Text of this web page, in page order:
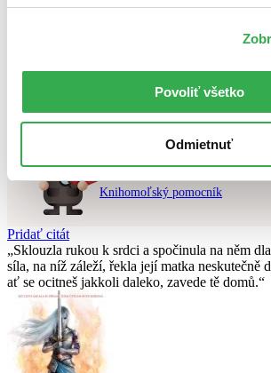
Povoliť všetko
Odmietnuť
Skúste prosím zmeniť vyhľadávaný výraz.
Chcete poradiť knihu?
Knihomoľský pomocník
Pridať citát
Sklouzla rukou k srdci a spočinula na něm
síla, na níž záleží, řekla její matka neskutečně
ať se ocitneš jakkoli daleko, zavede tě domů.